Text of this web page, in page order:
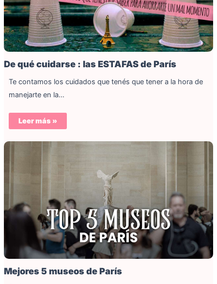
De qué cuidarse : las ESTAFAS de París
Te contamos los cuidados que tenés que tener a la hora de
manejarte en la…
Leer más »
Mejores 5 museos de París